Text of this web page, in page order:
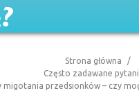
Strona główna
Często zadawane
migotania przedsionków – czy